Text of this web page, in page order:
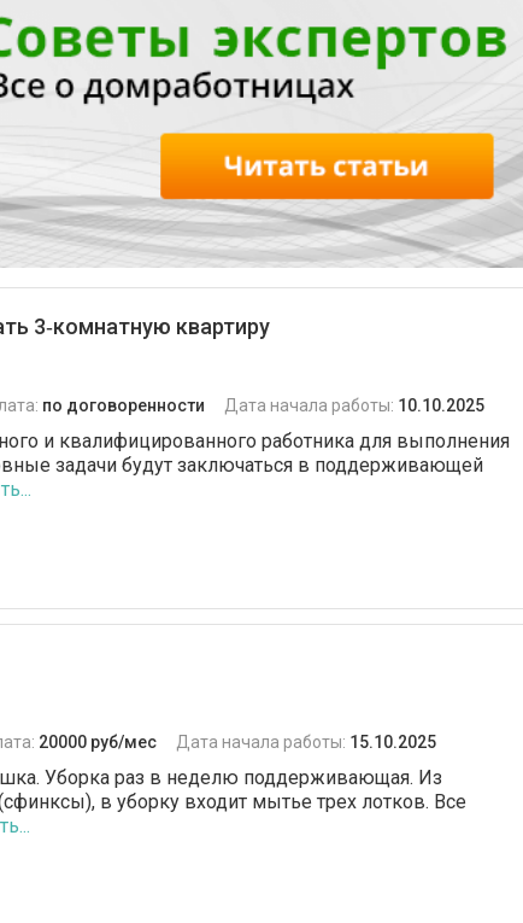
3‑комнатную квартиру
по договоренности Дата начала работы: 10.10.2025
и квалифицированного работника для выполнения
задачи будут заключаться в поддерживающей
20000 руб/мес Дата начала работы: 15.10.2025
Уборка раз в неделю поддерживающая. Из
в уборку входит мытье трех лотков. Все